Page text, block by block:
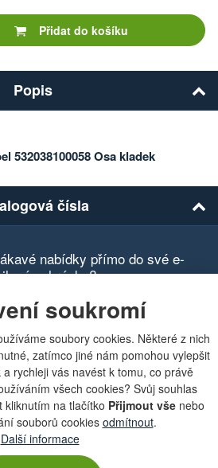
soukromí
soubory cookies. Některé z nich
zatímco jiné nám pomohou vylepšit
rychleji vás navést k tomu, co právě
všech cookies? Svůj souhlas
kliknutím na tlačítko Přijmout vše nebo
souborů cookies odmítnout.
Další informace
Přidat do košíku
Popis
532038100058 Osa kladek
čísla
nabídky přímo do své e-
schránky?
aktuální newsletter